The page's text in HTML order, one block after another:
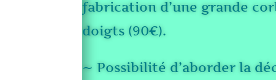
fabrication d’une grande
doigts (90€).
∼ Possibilité d’aborder la